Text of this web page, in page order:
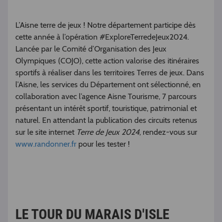
L’Aisne terre de jeux ! Notre département participe dès
cette année à l’opération #ExploreTerredeJeux2024.
Lancée par le Comité d’Organisation des Jeux
Olympiques (COJO), cette action valorise des itinéraires
sportifs à réaliser dans les territoires Terres de jeux. Dans
l’Aisne, les services du Département ont sélectionné, en
collaboration avec l’agence Aisne Tourisme, 7 parcours
présentant un intérêt sportif, touristique, patrimonial et
naturel. En attendant la publication des circuits retenus
sur le site internet Terre de Jeux 2024, rendez-vous sur
www.randonner.fr pour les tester !
LE TOUR DU MARAIS D'ISLE